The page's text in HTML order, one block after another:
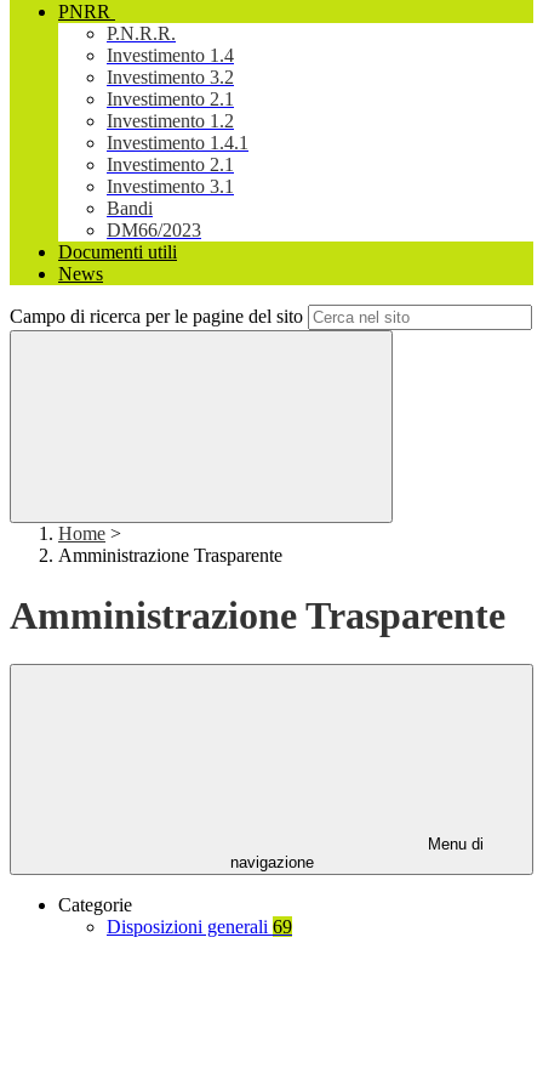
PNRR
P.N.R.R.
Investimento 1.4
Investimento 3.2
Investimento 2.1
Investimento 1.2
Investimento 1.4.1
Investimento 2.1
Investimento 3.1
Bandi
DM66/2023
Documenti utili
News
Campo di ricerca per le pagine del sito
Home >
Amministrazione Trasparente
Amministrazione Trasparente
Menu di
navigazione
Categorie
Disposizioni generali 69